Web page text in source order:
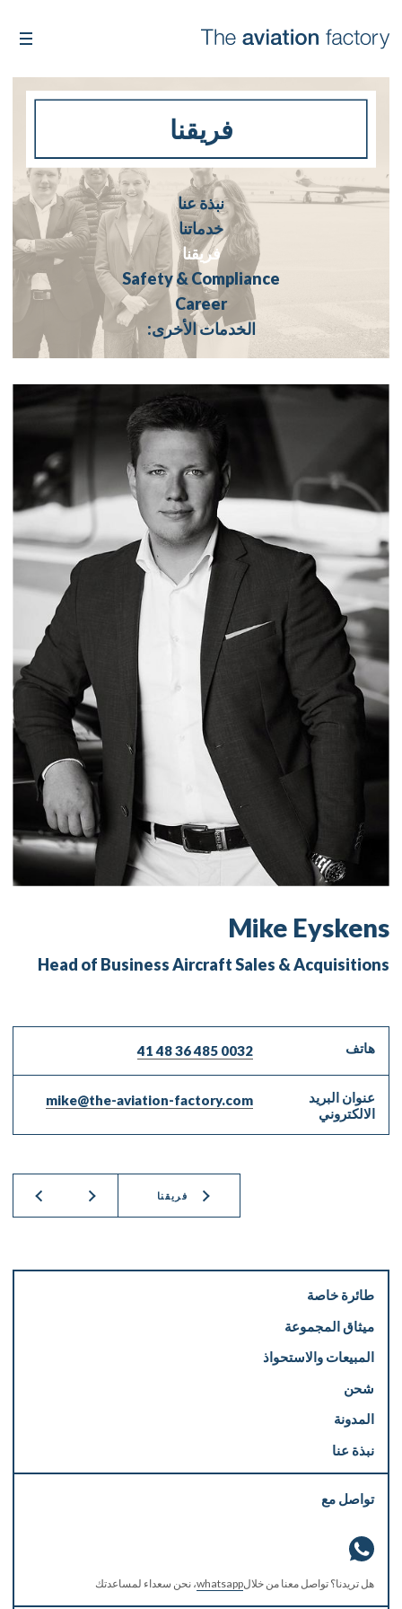
فريقنا
نبذة عنا
خدماتنا
فريقنا
Safety & Compliance
Career
الخدمات الأخرى:
Mike Eyskens
Head of Business Aircraft Sales & Acquisitions
هاتف 0032 485 36 48 41
عنوان البريد
الالكتروني
mike@the-aviation-factory.com
فريقنا
طائرة خاصة
ميثاق المجموعة
المبيعات والاستحواذ
شحن
المدونة
نبذة عنا
تواصل مع
هل تريدنا؟ تواصل معنا من خلالwhatsapp، نحن سعداء لمساعدتك